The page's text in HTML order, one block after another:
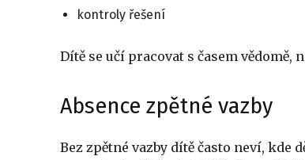
kontroly řešení
Dítě se učí pracovat s časem
Absence zpětné vazby
Bez zpětné vazby dítě často neví, kde